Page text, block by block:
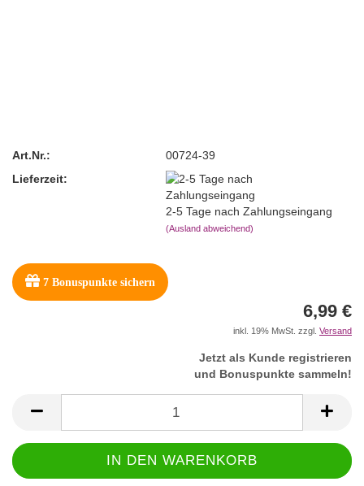
Art.Nr.:
00724-39
Lieferzeit:
2-5 Tage nach Zahlungseingang
(Ausland abweichend)
7 Bonuspunkte sichern
6,99 €
inkl. 19% MwSt. zzgl. Versand
Jetzt als Kunde registrieren
und Bonuspunkte sammeln!